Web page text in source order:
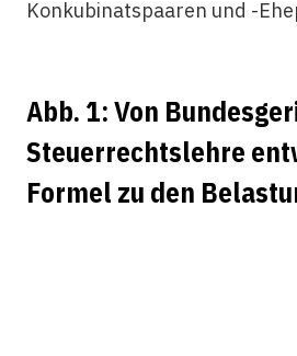
Konkubinatspaaren und -
Abb. 1: Von
Steuerrechtslehre
Formel zu den